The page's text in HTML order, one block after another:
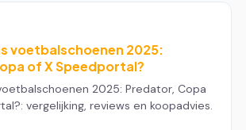
voetbalschoenen 2025:
of X Speedportal?
2025: Predator, Copa
vergelijking, reviews en koopadvies.